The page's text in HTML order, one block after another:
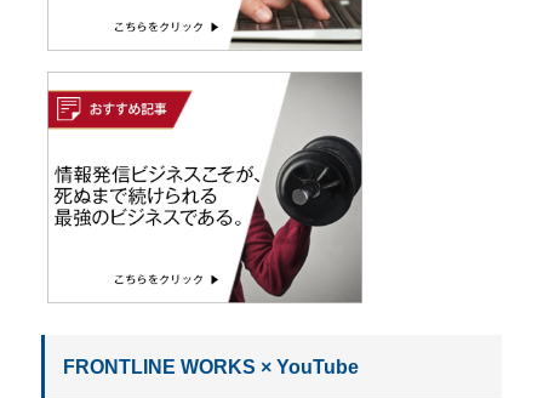
FRONTLINE WORKS × YouTube